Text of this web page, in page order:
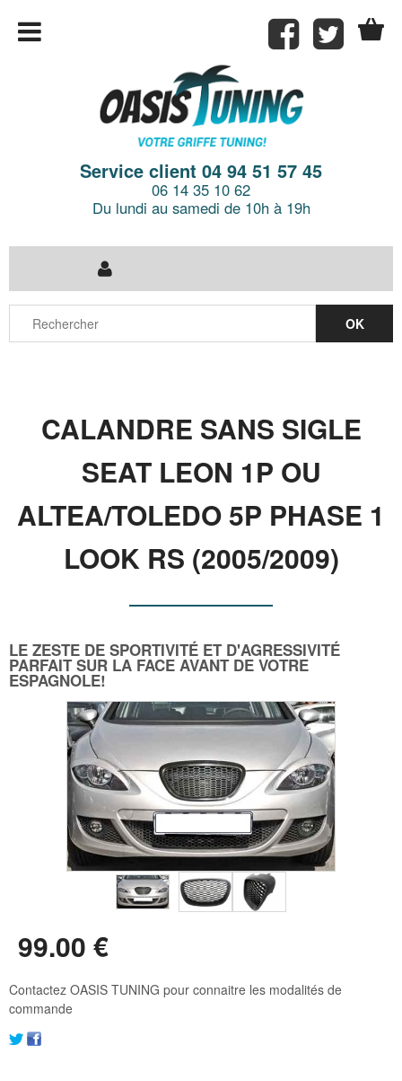
Service client 04 94 51 57 45
06 14 35 10 62
Du lundi au samedi de 10h à 19h
CALANDRE SANS SIGLE
SEAT LEON 1P OU
ALTEA/TOLEDO 5P PHASE 1
LOOK RS (2005/2009)
LE ZESTE DE SPORTIVITÉ ET D'AGRESSIVITÉ
PARFAIT SUR LA FACE AVANT DE VOTRE
ESPAGNOLE!
99.00 €
Contactez OASIS TUNING pour connaitre les modalités de
commande